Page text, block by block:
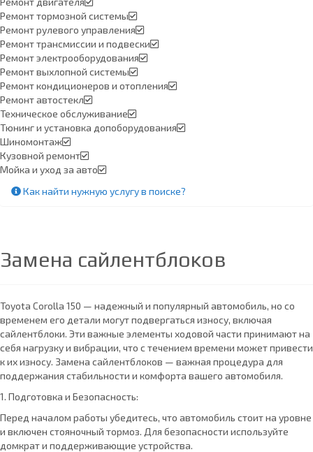
Ремонт тормозной системы
Ремонт рулевого управления
Ремонт трансмиссии и подвески
Ремонт электрооборудования
Ремонт выхлопной системы
Ремонт кондиционеров и отопления
Ремонт автостекл
Техническое обслуживание
Тюнинг и установка допоборудования
Шиномонтаж
Кузовной ремонт
Мойка и уход за авто
Как найти нужную услугу в поиске?
Замена сайлентблоков
Toyota Corolla 150 — надежный и популярный автомобиль, но со
временем его детали могут подвергаться износу, включая
сайлентблоки. Эти важные элементы ходовой части принимают на
себя нагрузку и вибрации, что с течением времени может привести
к их износу. Замена сайлентблоков — важная процедура для
поддержания стабильности и комфорта вашего автомобиля.
1. Подготовка и Безопасность:
Перед началом работы убедитесь, что автомобиль стоит на уровне
и включен стояночный тормоз. Для безопасности используйте
домкрат и поддерживающие устройства.